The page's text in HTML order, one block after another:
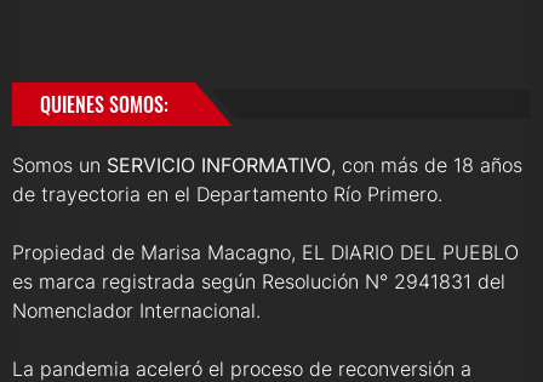
QUIENES SOMOS:
Somos un SERVICIO INFORMATIVO, con más de 18 años
de trayectoria en el Departamento Río Primero.
Propiedad de Marisa Macagno, EL DIARIO DEL PUEBLO
es marca registrada según Resolución N° 2941831 del
Nomenclador Internacional.
La pandemia aceleró el proceso de reconversión a